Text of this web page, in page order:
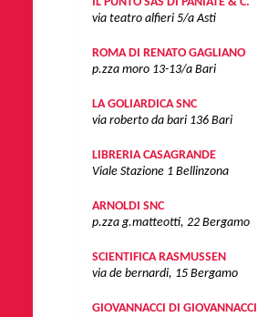
via teatro alfieri 5/a Asti
ROMA DI RENATO GAGLIANO
p.zza moro 13-13/a Bari
LA GOLIARDICA SNC
via roberto da bari 136 Bari
LIBRERIA CASAGRANDE
Viale Stazione 1 Bellinzona
ARNOLDI SNC
p.zza g.matteotti, 22 Bergamo
SCIENTIFICA RASMUSSEN
via de bernardi, 15 Bergamo
GIOVANNACCI DI GIOVANNACCI